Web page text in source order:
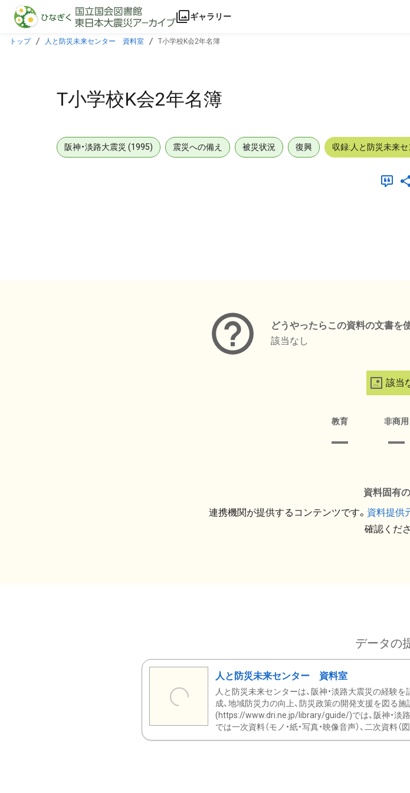
本文に飛ぶ
ギャラリー
トップ 人と防災未来センター 資料室 T小学校K会2年名簿
T小学校K会2年名簿
阪神・淡路大震災 (1995) 震災への備え 被災状況 復興 収録:人と防災未来
どうやったらこの資料の文書を
該当なし
該当
教育 非商用
資料固有
連携機関が提供するコンテンツです。 資料提供
確認くださ
データの
人と防災未来センター 資料室
人と防災未来センターは、阪神・淡路大震災の経験
成、地域防災力の向上、防災政策の開発支援を図る
(https://www.dri.ne.jp/library/guide/)では、阪神・淡
では一次資料（モノ・紙・写真・映像音声）、二次資料（図